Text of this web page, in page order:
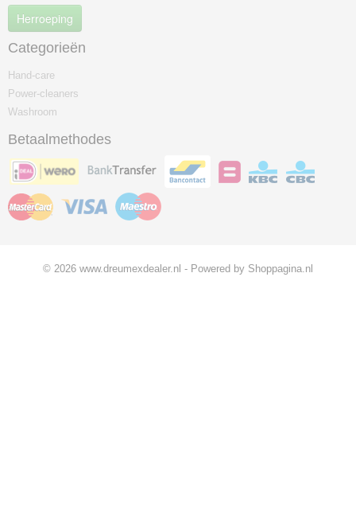
Herroeping
Categorieën
Hand-care
Power-cleaners
Washroom
Betaalmethodes
© 2026 www.dreumexdealer.nl - Powered by Shoppagina.nl